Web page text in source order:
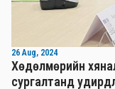
26 Aug, 2024
Хөдөлмөрийн
сургалтанд